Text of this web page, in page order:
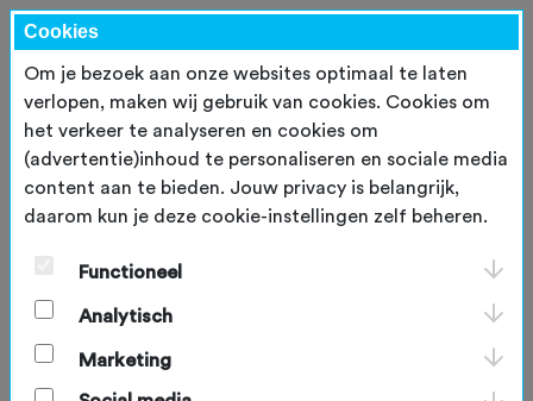
Klankbordgroep in gesprek
over verkenning landelijk
mountainbikevignet
dinsdag 10 februari 2026
Cookies
Om je bezoek aan onze websites optimaal te laten
verlopen, maken wij gebruik van cookies. Cookies om
het verkeer te analyseren en cookies om
(advertentie)inhoud te personaliseren en sociale media
content aan te bieden. Jouw privacy is belangrijk,
daarom kun je deze cookie-instellingen zelf beheren.
Functioneel
Analytisch
Marketing